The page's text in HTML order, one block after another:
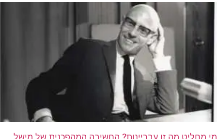
מי מחליט מה זו עבריינות? החשיבה המהפכנית של מישל